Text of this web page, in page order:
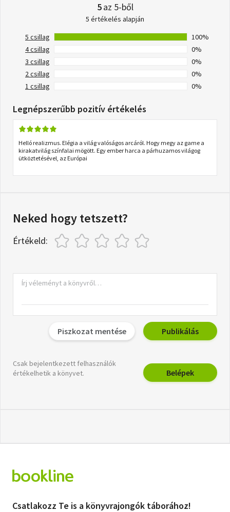
5az 5-ből
5 értékelés alapján
5 csillag
100%
4 csillag
0%
3 csillag
0%
2 csillag
0%
1 csillag
0%
Legnépszerűbb pozitív értékelés
Helló realizmus. Elégia a világ valóságos arcáról. Hogy megy az game a
kirakatvilág színfalai mögött. Egy ember harca a párhuzamos világog
ütköztetésével, az Európai
Neked hogy tetszett?
Értékeld:
Piszkozat mentése Publikálás
Csak bejelentkezett felhasználók
értékelhetik a könyvet.
Belépek
Csatlakozz Te is a könyvrajongók táborához!